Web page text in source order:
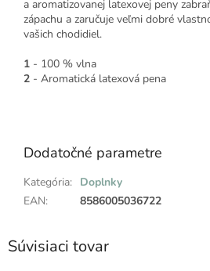
a aromatizovanej latexovej peny
zápachu a zaručuje veľmi dobré
vašich chodidiel.
1 - 100 % vlna
2 - Aromatická latexová pena
Dodatočné parametre
Kategória: Doplnky
EAN: 8586005036722
Súvisiaci tovar